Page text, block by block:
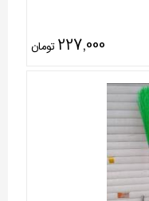
227,000 تومان